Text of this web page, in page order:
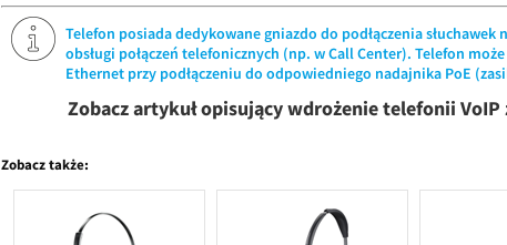
Telefon posiada dedykowane gniazdo do podłączenia
obsługi połączeń telefonicznych (np. w Call Center). Telefon
Ethernet przy podłączeniu do odpowiedniego nadajnika PoE
Zobacz artykuł opisujący wdrożenie telefonii
Zobacz także: